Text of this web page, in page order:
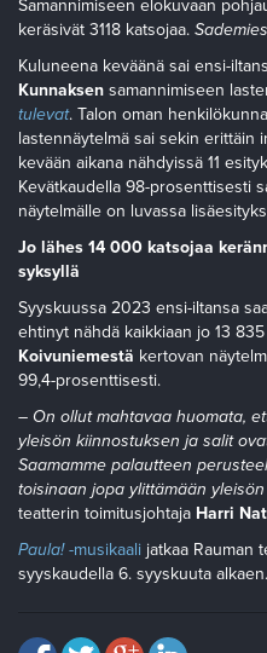
Samannimiseen elokuvaan
keräsivät 3118 katsojaa. Sademies
Kuluneena keväänä sai ensi-
Kunnaksen samannimiseen
tulevat. Talon oman
lastennäytelmä sai sekin erittäin
kevään aikana nähdyissä 11
Kevätkaudella 98-prosenttisesti
näytelmälle on luvassa
Jo lähes 14 000 katsojaa
syksyllä
Syyskuussa 2023 ensi-iltansa
ehtinyt nähdä kaikkiaan jo 13
Koivuniemestä kertovan
99,4-prosenttisesti.
– On ollut mahtavaa huomata,
yleisön kiinnostuksen ja salit
Saamamme palautteen
toisinaan jopa ylittämään
teatterin toimitusjohtaja Harri
Paula!-musikaali jatkaa Rauman
syyskaudella 6. syyskuuta alkaen.